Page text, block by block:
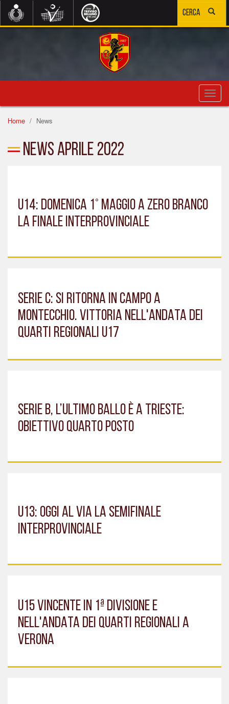
Home
News
News Aprile 2022
U14: DOMENICA 1° MAGGIO A ZERO BRANCO
LA FINALE INTERPROVINCIALE
SERIE C: SI RITORNA IN CAMPO A
MONTECCHIO. VITTORIA NELL'ANDATA DEI
QUARTI REGIONALI U17
SERIE B, L’ULTIMO BALLO È A TRIESTE:
OBIETTIVO QUARTO POSTO
U13: OGGI AL VIA LA SEMIFINALE
INTERPROVINCIALE
U15 VINCENTE IN 1ª DIVISIONE E
NELL'ANDATA DEI QUARTI REGIONALI A
VERONA